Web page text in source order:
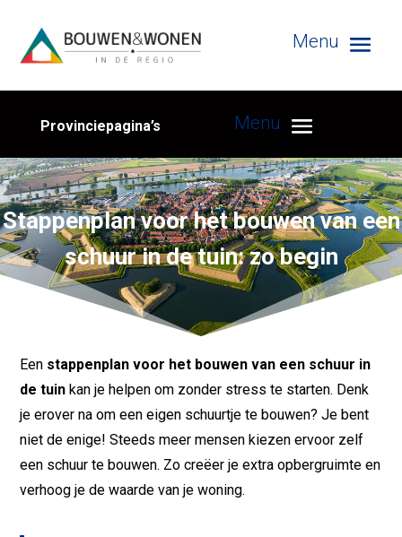
Provinciepagina’s
Stappenplan voor het bouwen van een
schuur in de tuin: zo begin
Een stappenplan voor het bouwen van een schuur in
de tuin kan je helpen om zonder stress te starten. Denk
je erover na om een eigen schuurtje te bouwen? Je bent
niet de enige! Steeds meer mensen kiezen ervoor zelf
een schuur te bouwen. Zo creëer je extra opbergruimte en
verhoog je de waarde van je woning.